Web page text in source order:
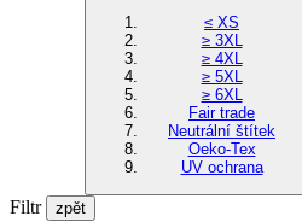
≤ XS
≥ 3XL
≥ 4XL
≥ 5XL
≥ 6XL
Fair trade
Neutrální štítek
Oeko-Tex
UV ochrana
Filtr zpět